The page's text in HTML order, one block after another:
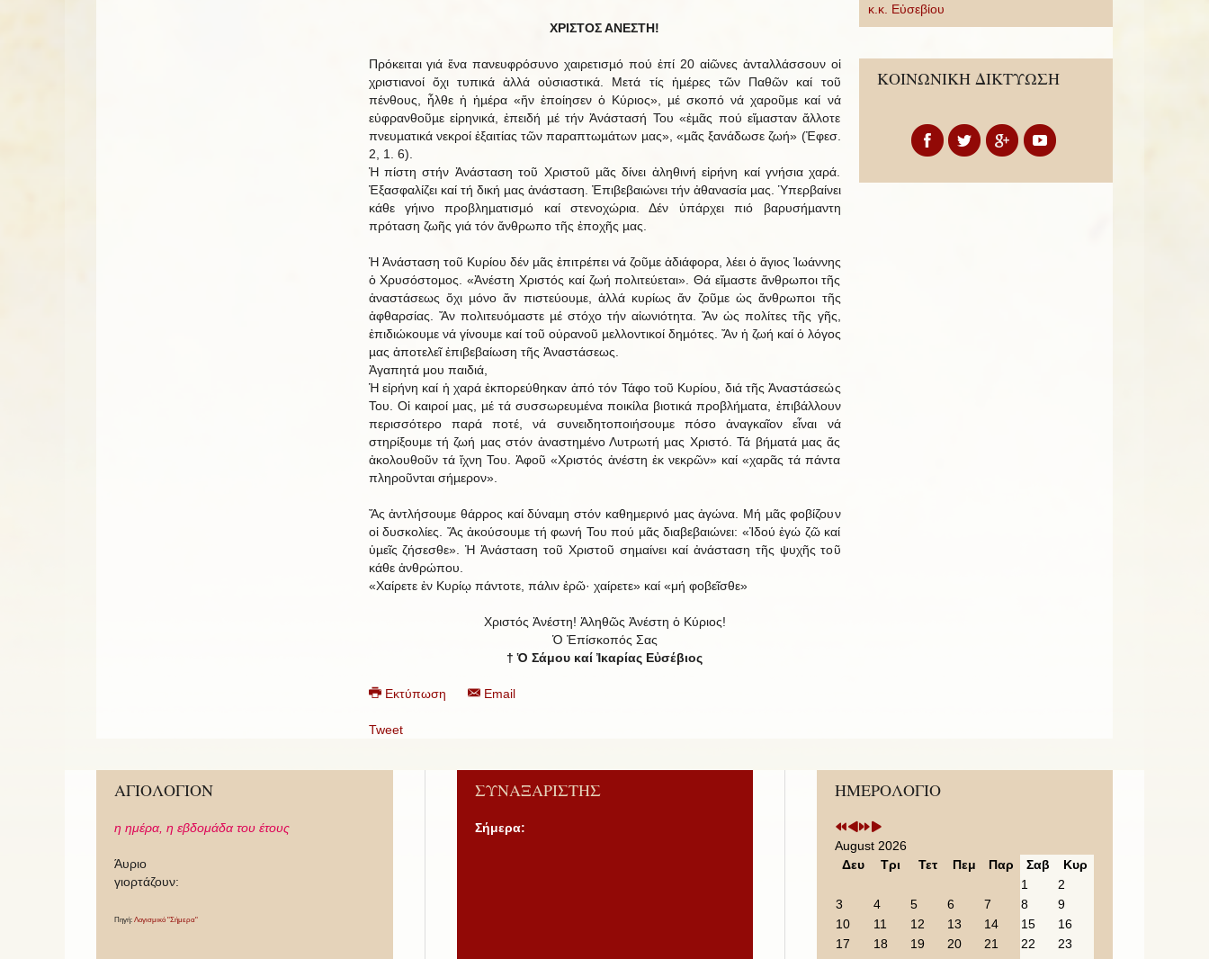
ΧΡΙΣΤΟΣ ΑΝΕΣΤΗ!
Πρόκειται γιά ἕνα πανευφρόσυνο χαιρετισµό πού ἐπί 20 αἰῶνες ἀνταλλάσσουν οἱ
χριστιανοί ὄχι τυπικά ἀλλά οὐσιαστικά. Μετά τίς ἡµέρες τῶν Παθῶν καί τοῦ
πένθους, ἦλθε ἡ ἡµέρα «ἥν ἐποίησεν ὁ Κύριος», µέ σκοπό νά χαροῦµε καί νά
εὐφρανθοῦµε εἰρηνικά, ἐπειδή µέ τήν Ἀνάστασή Του «ἐµᾶς πού εἴµασταν ἄλλοτε
πνευµατικά νεκροί ἐξαιτίας τῶν παραπτωµάτων µας», «µᾶς ξανάδωσε ζωή» (Ἐφεσ.
2, 1. 6).
Ἡ πίστη στήν Ἀνάσταση τοῦ Χριστοῦ µᾶς δίνει ἀληθινή εἰρήνη καί γνήσια χαρά.
Ἐξασφαλίζει καί τή δική µας ἀνάσταση. Ἐπιβεβαιώνει τήν ἀθανασία µας. Ὑπερβαίνει
κάθε γήινο προβληµατισµό καί στενοχώρια. Δέν ὑπάρχει πιό βαρυσήµαντη
πρόταση ζωῆς γιά τόν ἄνθρωπο τῆς ἐποχῆς µας.
Ἡ Ἀνάσταση τοῦ Κυρίου δέν µᾶς ἐπιτρέπει νά ζοῦµε ἀδιάφορα, λέει ὁ ἅγιος Ἰωάννης
ὁ Χρυσόστοµος. «Ἀνέστη Χριστός καί ζωή πολιτεύεται». Θά εἴµαστε ἄνθρωποι τῆς
ἀναστάσεως ὄχι µόνο ἄν πιστεύουµε, ἀλλά κυρίως ἄν ζοῦµε ὡς ἄνθρωποι τῆς
ἀφθαρσίας. Ἄν πολιτευόµαστε µέ στόχο τήν αἰωνιότητα. Ἄν ὡς πολίτες τῆς γῆς,
ἐπιδιώκουµε νά γίνουµε καί τοῦ οὐρανοῦ µελλοντικοί δηµότες. Ἄν ἡ ζωή καί ὁ λόγος
µας ἀποτελεῖ ἐπιβεβαίωση τῆς Ἀναστάσεως.
Ἀγαπητά μου παιδιά,
Ἡ εἰρήνη καί ἡ χαρά ἐκπορεύθηκαν ἀπό τόν Τάφο τοῦ Κυρίου, διά τῆς Ἀναστάσεώς
Του. Οἱ καιροί µας, µέ τά συσσωρευµένα ποικίλα βιοτικά προβλήµατα, ἐπιβάλλουν
περισσότερο παρά ποτέ, νά συνειδητοποιήσουµε πόσο ἀναγκαῖον εἶναι νά
στηρίξουµε τή ζωή µας στόν ἀναστηµένο Λυτρωτή µας Χριστό. Τά βήµατά µας ἄς
ἀκολουθοῦν τά ἴχνη Του. Ἀφοῦ «Χριστός ἀνέστη ἐκ νεκρῶν» καί «χαρᾶς τά πάντα
πληροῦνται σήµερον».
Ἄς ἀντλήσουµε θάρρος καί δύναµη στόν καθηµερινό µας ἀγώνα. Μή µᾶς φοβίζουν
οἱ δυσκολίες. Ἄς ἀκούσουµε τή φωνή Του πού µᾶς διαβεβαιώνει: «Ἰδού ἐγώ ζῶ καί
ὑµεῖς ζήσεσθε». Ἡ Ἀνάσταση τοῦ Χριστοῦ σηµαίνει καί ἀνάσταση τῆς ψυχῆς τοῦ
κάθε ἀνθρώπου.
«Χαίρετε ἐν Κυρίῳ πάντοτε, πάλιν ἐρῶ· χαίρετε» καί «μή φοβεῖσθε»
Χριστός Ἀνέστη! Ἀληθῶς Ἀνέστη ὁ Κύριος!
Ὁ Ἐπίσκοπός Σας
† Ὁ Σάμου καί Ἰκαρίας Εὐσέβιος
Εκτύπωση Email
Tweet
κ.κ. Εὐσεβίου
ΚΟΙΝΩΝΙΚΗ ΔΙΚΤΥΩΣΗ
ΑΓΙΟΛΟΓΙΟΝ
η ημέρα, η εβδομάδα του έτους
Άυριο
γιορτάζουν:
Πηγή: Λογισμικό "Σήμερα"
ΣΥΝΑΞΑΡΙΣΤΗΣ
Σήμερα:
ΗΜΕΡΟΛΟΓΙΟ
Previous
Year
Previous
Month
Next
Year
Next
Month
August 2026
Δευ
Τρι Τετ Πεμ Παρ Σαβ
Κυρ
1
2
3
4 5 6 7 8
9
10
11 12 13 14 15
16
17
18 19 20 21 22
23